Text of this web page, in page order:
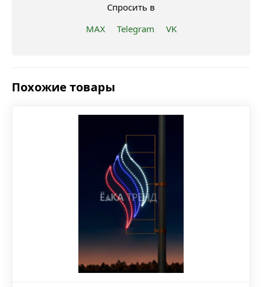
Спросить в
MAX
Telegram VK
Похожие товары